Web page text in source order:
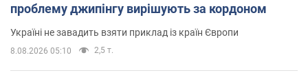
проблему джипінгу вирішують за кордоном
Україні не завадить взяти приклад із країн Європи
8.08.2026 05:10 2,5 т.